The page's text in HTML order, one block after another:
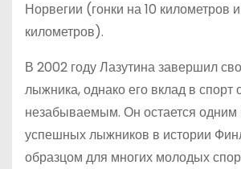
Норвегии (гонки на 10 километров
километров).
В 2002 году Лазутина завершил
лыжника, однако его вклад в спорт
незабываемым. Он остается одним
успешных лыжников в истории
образцом для многих молодых